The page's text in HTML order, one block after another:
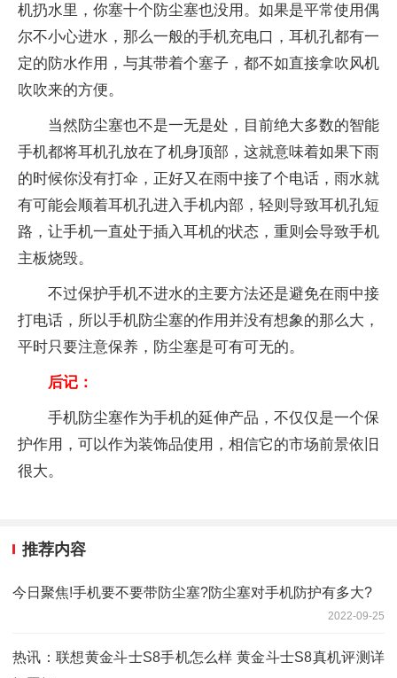
机扔水里，你塞十个防尘塞也没用。如果是平常使用偶
尔不小心进水，那么一般的手机充电口，耳机孔都有一
定的防水作用，与其带着个塞子，都不如直接拿吹风机
吹吹来的方便。
当然防尘塞也不是一无是处，目前绝大多数的智能
手机都将耳机孔放在了机身顶部，这就意味着如果下雨
的时候你没有打伞，正好又在雨中接了个电话，雨水就
有可能会顺着耳机孔进入手机内部，轻则导致耳机孔短
路，让手机一直处于插入耳机的状态，重则会导致手机
主板烧毁。
不过保护手机不进水的主要方法还是避免在雨中接
打电话，所以手机防尘塞的作用并没有想象的那么大，
平时只要注意保养，防尘塞是可有可无的。
后记：
手机防尘塞作为手机的延伸产品，不仅仅是一个保
护作用，可以作为装饰品使用，相信它的市场前景依旧
很大。
推荐内容
今日聚焦!手机要不要带防尘塞?防尘塞对手机防护有多大?
2022-09-25
热讯：联想黄金斗士S8手机怎么样 黄金斗士S8真机评测详